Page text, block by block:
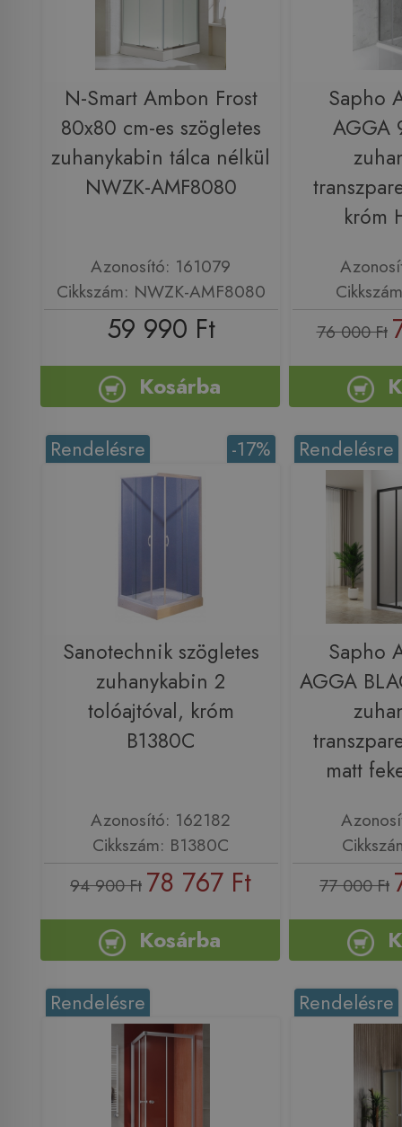
N-Smart Ambon Frost
80x80 cm-es szögletes
zuhanykabin tálca nélkül
NWZK-AMF8080
Azonosító: 161079
Cikkszám: NWZK-AMF8080
59 990 Ft
Kosárba
Sapho
AGGA
króm
76 000 Ft
-17%
Rendelésre
Sanotechnik szögletes
zuhanykabin 2
tolóajtóval, króm
B1380C
Azonosító: 162182
Cikkszám: B1380C
94 900 Ft 78 767 Ft
Kosárba
Rendelésre
Sapho
AGGA
matt
77 000 Ft
Rendelésre Rendelésre